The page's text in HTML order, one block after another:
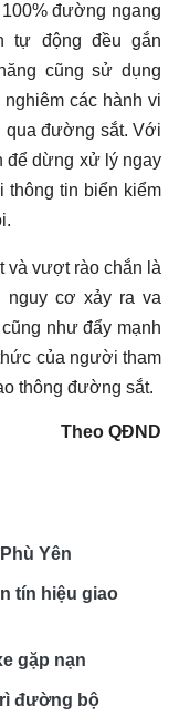
đường ngang
tự động đều gắn
cũng sử dụng
các hành vi
qua đường sắt. Với
để dừng xử lý ngay
thông tin biển kiểm
và vượt rào chắn là
nguy cơ xảy ra va
như đẩy mạnh
của người tham
thông đường sắt.
Theo QĐND
Yên
tín hiệu giao
gặp nạn
đường bộ